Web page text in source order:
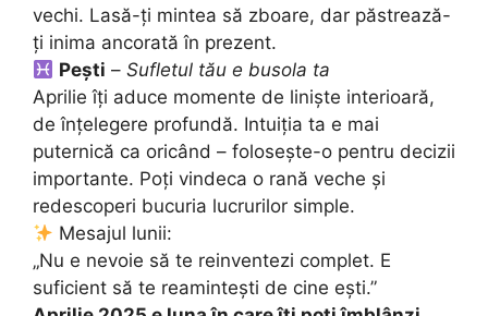
vechi. Lasă-ți mintea să zboare, dar păstrează-
ți inima ancorată în prezent.
Pești –Sufletul tău e busola ta
Aprilie îți aduce momente de liniște interioară,
de înțelegere profundă. Intuiția ta e mai
puternică ca oricând – folosește-o pentru decizii
importante. Poți vindeca o rană veche și
redescoperi bucuria lucrurilor simple.
Mesajul lunii:
„Nu e nevoie să te reinventezi complet. E
suficient să te reamintești de cine ești.”